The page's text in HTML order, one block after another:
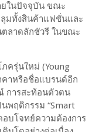
ยในปัจจุบัน ขณะ
ลุมทั้งสินค้าแฟชั่นและ
ลาดลักชัวรี ในขณะ
ครุ่นใหม่ (Young
คาหรือชื่อแบรนด์อีก
การสะท้อนตัวตน
พฤติกรรม “Smart
อบโจทย์ความต้องการ